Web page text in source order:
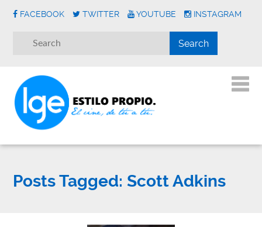
FACEBOOK TWITTER YOUTUBE INSTAGRAM
Posts Tagged: Scott Adkins